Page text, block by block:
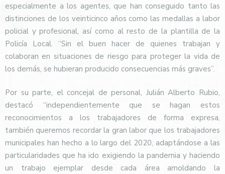
especialmente a los agentes, que han conseguido tanto las
distinciones de los veinticinco años como las medallas a labor
policial y profesional, así como al resto de la plantilla de la
Policía Local. “Sin el buen hacer de quienes trabajan y
colaboran en situaciones de riesgo para proteger la vida de
los demás, se hubieran producido consecuencias más graves”.
Por su parte, el concejal de personal, Julián Alberto Rubio,
destacó “independientemente que se hagan estos
reconocimientos a los trabajadores de forma expresa,
también queremos recordar la gran labor que los trabajadores
municipales han hecho a lo largo del 2020, adaptándose a las
particularidades que ha ido exigiendo la pandemia y haciendo
un trabajo ejemplar desde cada área amoldando la